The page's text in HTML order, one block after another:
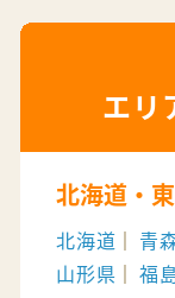
エリ
北海道・
北海道 青
山形県
福